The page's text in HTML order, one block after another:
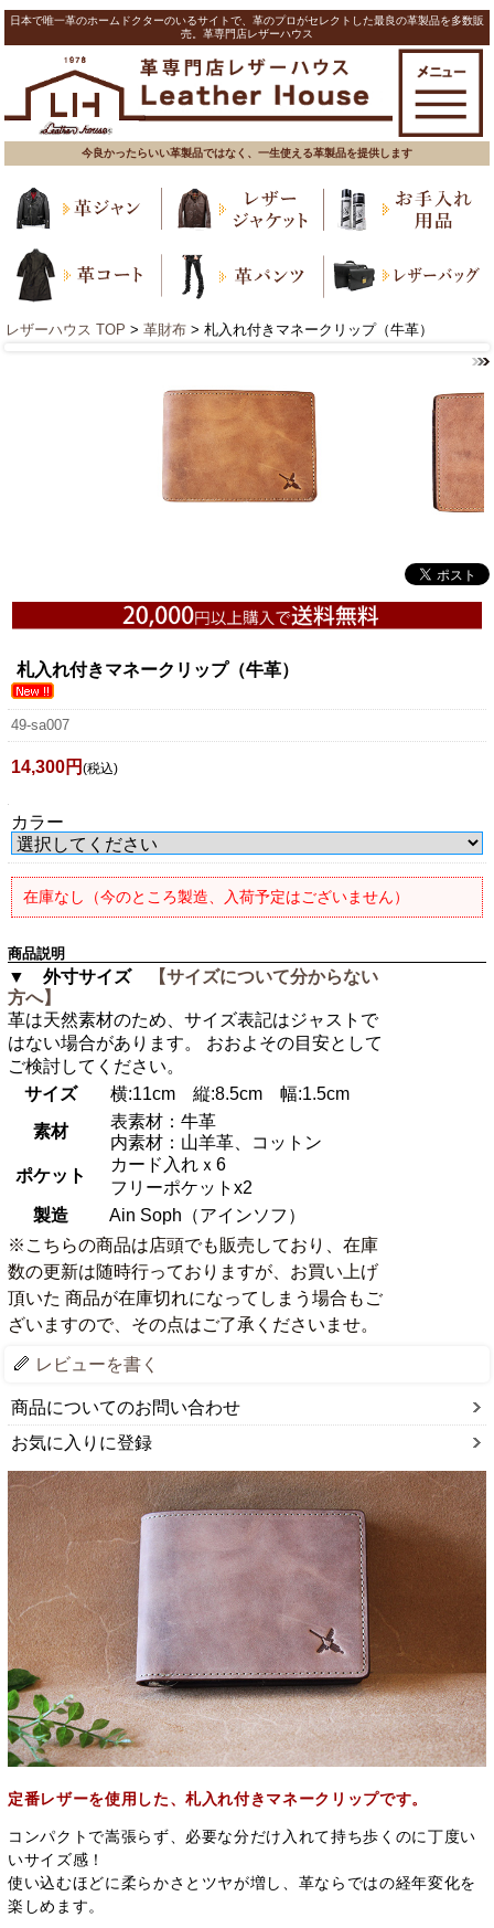
日本で唯一革のホームドクターのいるサイトで、革のプロがセレクトした最良の革製品を多数販
売。革専門店レザーハウス
今良かったらいい革製品ではなく、一生使える革製品を提供します
レザーハウス TOP > 革財布 > 札入れ付きマネークリップ（牛革）
札入れ付きマネークリップ（牛革）
49-sa007
14,300円 (税込)
カラー
在庫なし（今のところ製造、入荷予定はございません）
商品説明
▼ 外寸サイズ
【サイズについて分からない
方へ】
革は天然素材のため、サイズ表記はジャストで
はない場合があります。 おおよその目安として
ご検討してください。
サイズ
横:11cm 縦:8.5cm 幅:1.5cm
素材
表素材：牛革
内素材：山羊革、コットン
ポケット
カード入れｘ6
フリーポケットx2
製造
Ain Soph（アインソフ）
※こちらの商品は店頭でも販売しており、在庫
数の更新は随時行っておりますが、お買い上げ
頂いた 商品が在庫切れになってしまう場合もご
ざいますので、その点はご了承くださいませ。
レビューを書く
商品についてのお問い合わせ
お気に入りに登録
定番レザーを使用した、札入れ付きマネークリップです。
コンパクトで嵩張らず、必要な分だけ入れて持ち歩くのに丁度い
いサイズ感！
使い込むほどに柔らかさとツヤが増し、革ならではの経年変化を
楽しめます。